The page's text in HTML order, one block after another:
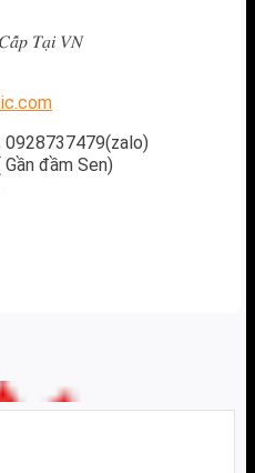
𝑇𝑎̣𝑖 𝑉𝑁
0928737479(zalo)
đầm Sen)